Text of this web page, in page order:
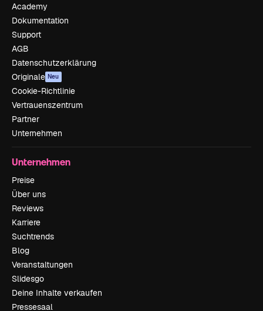
Academy
Dokumentation
Support
AGB
Datenschutzerklärung
Originale Neu
Cookie-Richtlinie
Vertrauenszentrum
Partner
Unternehmen
Unternehmen
Preise
Über uns
Reviews
Karriere
Suchtrends
Blog
Veranstaltungen
Slidesgo
Deine Inhalte verkaufen
Pressesaal